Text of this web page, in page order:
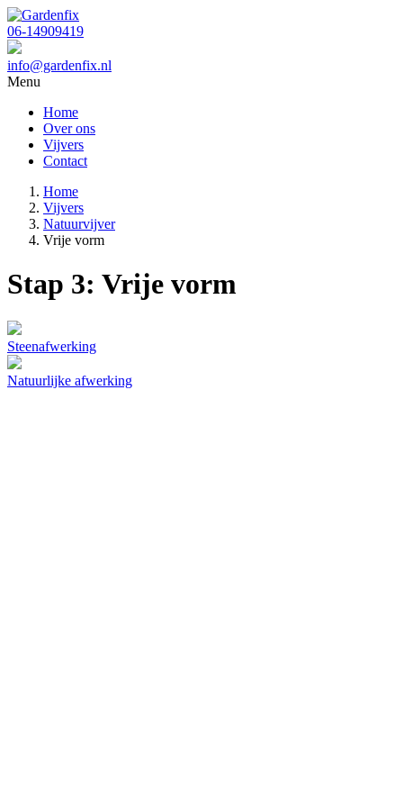
06-14909419
info@gardenfix.nl
Menu
Home
Over ons
Vijvers
Contact
Home
Vijvers
Natuurvijver
Vrije vorm
Stap 3: Vrije vorm
Steenafwerking
Natuurlijke afwerking